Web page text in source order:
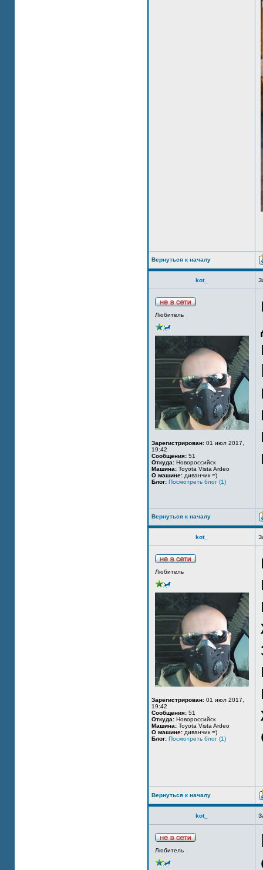
Вернуться к началу
kot_
Любитель
Зарегистрирован: 01 июл 2017,
19:42
Сообщения: 51
Откуда: Новороссийск
Машина: Toyota Vista Ardeo
О машине: диванчик =)
Блог: Посмотреть блог (1)
Вернуться к началу
kot_
Любитель
Зарегистрирован: 01 июл 2017,
19:42
Сообщения: 51
Откуда: Новороссийск
Машина: Toyota Vista Ardeo
О машине: диванчик =)
Блог: Посмотреть блог (1)
Вернуться к началу
kot_
Любитель